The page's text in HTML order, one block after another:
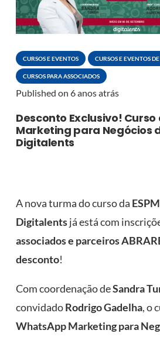
CURSOS E EVENTOS CURSOS E EVENTOS
CURSOS PARA ASSOCIADOS
Published on 6 anos atrás
Desconto Exclusivo!
Marketing para Negócios
Digitalents
A nova turma do curso da ESPM
Digitalentsjá está com
associados e parceiros
desconto!
Com coordenação deSandra
convidadoRodrigo Gadelha, o
WhatsApp Marketing para